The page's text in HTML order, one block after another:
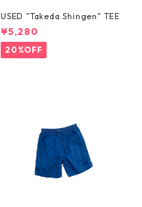
USED "Takeda Shingen" TEE
¥5,280
20%OFF